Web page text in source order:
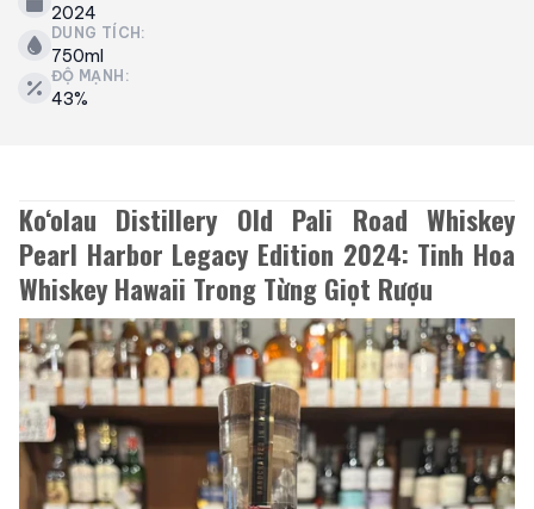
2024
DUNG TÍCH:
750ml
ĐỘ MẠNH:
43%
Ko‘olau Distillery Old Pali Road Whiskey
Pearl Harbor Legacy Edition 2024: Tinh Hoa
Whiskey Hawaii Trong Từng Giọt Rượu